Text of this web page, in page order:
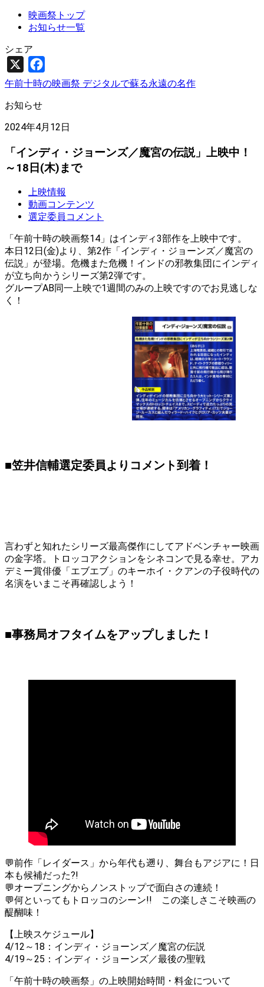
映画祭トップ
お知らせ一覧
シェア
午前十時の映画祭 デジタルで蘇る永遠の名作
お知らせ
2024年4月12日
「インディ・ジョーンズ／魔宮の伝説」上映中！
～18日(木)まで
上映情報
動画コンテンツ
選定委員コメント
「午前十時の映画祭14」はインディ3部作を上映中です。
本日12日(金)より、第2作「インディ・ジョーンズ／魔宮の
伝説」が登場。危機また危機！インドの邪教集団にインディ
が立ち向かうシリーズ第2弾です。
グループAB同一上映で1週間のみの上映ですのでお見逃しな
く！
■笠井信輔選定委員よりコメント到着！
言わずと知れたシリーズ最高傑作にしてアドベンチャー映画
の金字塔。トロッコアクションをシネコンで見る幸せ。アカ
デミー賞俳優「エブエブ」のキーホイ・クアンの子役時代の
名演をいまこそ再確認しよう！
■事務局オフタイムをアップしました！
💬前作「レイダース」から年代も遡り、舞台もアジアに！日
本も候補だった?!
💬オープニングからノンストップで面白さの連続！
💬何といってもトロッコのシーン!! この楽しさこそ映画の
醍醐味！
【上映スケジュール】
4/12～18：インディ・ジョーンズ／魔宮の伝説
4/19～25：インディ・ジョーンズ／最後の聖戦
「午前十時の映画祭」の上映開始時間・料金について